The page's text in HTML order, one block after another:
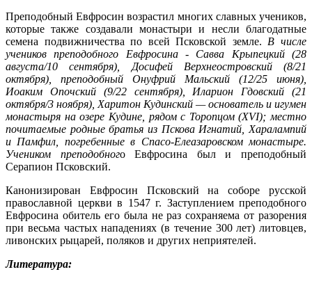
Преподобный Евфросин возрастил многих славных учеников,
которые также создавали монастыри и несли благодатные
семена подвижничества по всей Псковской земле. В числе
учеников преподобного Евфросина - Савва Крыпецкий (28
августа/10 сентября), Досифей Верхнеостровский (8/21
октября), преподобный Онуфрий Мальский (12/25 июня),
Иоаким Опочский (9/22 сентября), Иларион Гдовский (21
октября/3 ноября), Харитон Кудинский — основатель и игумен
монастыря на озере Кудине, рядом с Торопцом (XVI); местно
почитаемые родные братья из Пскова Игнатий, Харалампий
и Памфил, погребенные в Спасо-Елеазаровском монастыре.
Учеником преподобного Евфросина был и преподобный
Серапион Псковский.
Канонизирован Евфросин Псковский на соборе русской
православной церкви в 1547 г. Заступлением преподобного
Евфросина обитель его была не раз сохраняема от разорения
при весьма частых нападениях (в течение 300 лет) литовцев,
ливонских рыцарей, поляков и других неприятелей.
Литература: